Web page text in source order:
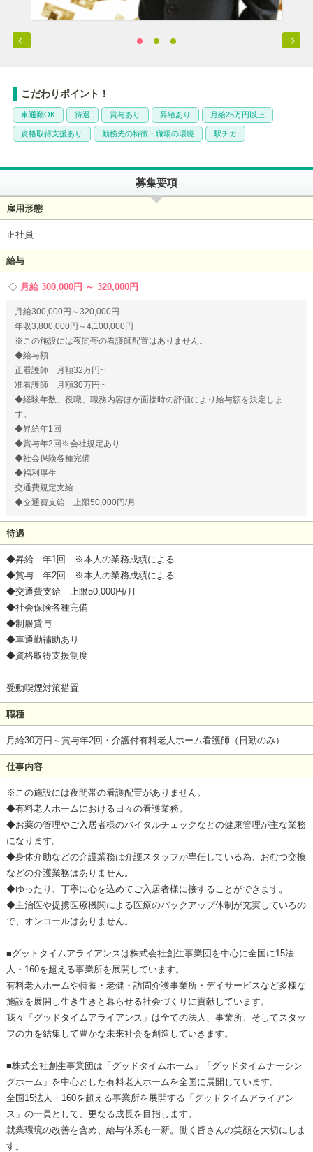
 
こだわりポイント！
車通勤OK 待遇 賞与あり 昇給あり 月給25万円以上
資格取得支援あり 勤務先の特徴・職場の環境 駅チカ
募集要項
雇用形態
正社員
給与
月給 300,000円 ～ 320,000円
月給300,000円～320,000円
年収3,800,000円～4,100,000円
※この施設には夜間帯の看護師配置はありません。
◆給与額
正看護師 月額32万円~
准看護師 月額30万円~
◆経験年数、役職、職務内容ほか面接時の評価により給与額を決定しま
す。
◆昇給年1回
◆賞与年2回※会社規定あり
◆社会保険各種完備
◆福利厚生
交通費規定支給
◆交通費支給 上限50,000円/月
待遇
◆昇給 年1回 ※本人の業務成績による
◆賞与 年2回 ※本人の業務成績による
◆交通費支給 上限50,000円/月
◆社会保険各種完備
◆制服貸与
◆車通勤補助あり
◆資格取得支援制度
受動喫煙対策措置
職種
月給30万円～賞与年2回・介護付有料老人ホーム看護師（日勤のみ）
仕事内容
※この施設には夜間帯の看護配置がありません。
◆有料老人ホームにおける日々の看護業務。
◆お薬の管理やご入居者様のバイタルチェックなどの健康管理が主な業務
になります。
◆身体介助などの介護業務は介護スタッフが専任している為、おむつ交換
などの介護業務はありません。
◆ゆったり、丁寧に心を込めてご入居者様に接することができます。
◆主治医や提携医療機関による医療のバックアップ体制が充実しているの
で、オンコールはありません。
■グットタイムアライアンスは株式会社創生事業団を中心に全国に15法
人・160を超える事業所を展開しています。
有料老人ホームや特養・老健・訪問介護事業所・デイサービスなど多様な
施設を展開し生き生きと暮らせる社会づくりに貢献しています。
我々「グッドタイムアライアンス」は全ての法人、事業所、そしてスタッ
フの力を結集して豊かな未来社会を創造していきます。
■株式会社創生事業団は「グッドタイムホーム」「グッドタイムナーシン
グホーム」を中心とした有料老人ホームを全国に展開しています。
全国15法人・160を超える事業所を展開する「グッドタイムアライアン
ス」の一員として、更なる成長を目指します。
就業環境の改善を含め、給与体系も一新。働く皆さんの笑顔を大切にしま
す。